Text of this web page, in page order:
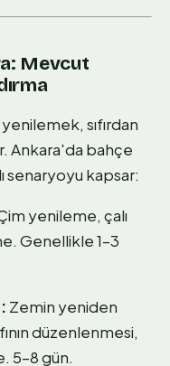
Mevcut
sıfırdan
Ankara'da bahçe
senaryoyu kapsar:
yenileme, çalı
Genellikle 1–3
Zemin yeniden
düzenlenmesi,
5–8 gün.